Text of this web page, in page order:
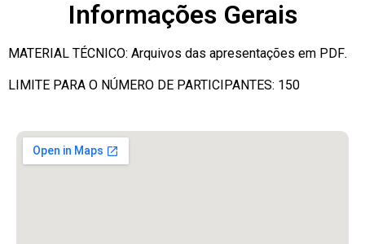
Informações Gerais
MATERIAL TÉCNICO: Arquivos das apresentações em PDF.
LIMITE PARA O NÚMERO DE PARTICIPANTES: 150